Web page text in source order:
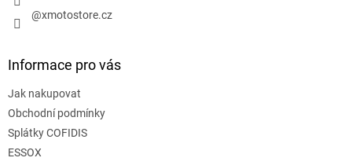
@xmotostore.cz
Informace pro vás
Jak nakupovat
Obchodní podmínky
Splátky COFIDIS
ESSOX